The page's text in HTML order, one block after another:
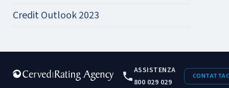
Credit Outlook 2023
ASSISTENZA
800 029 029